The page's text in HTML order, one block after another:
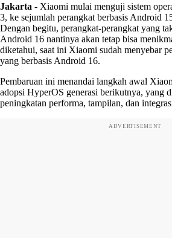
Jakarta - Xiaomi mulai menguji sistem
3, ke sejumlah perangkat berbasis Android
Dengan begitu, perangkat-perangkat yang
Android 16 nantinya akan tetap bisa
diketahui, saat ini Xiaomi sudah menyebar
yang berbasis Android 16.
Pembaruan ini menandai langkah awal
adopsi HyperOS generasi berikutnya, yang
peningkatan performa, tampilan, dan
ADVERTISEMENT